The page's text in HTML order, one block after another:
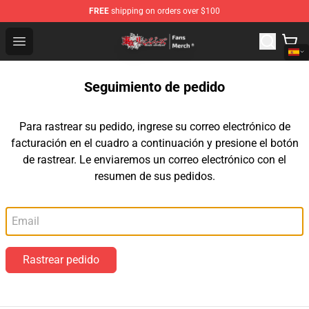
FREE shipping on orders over $100
Open menu
Tokyo Revengers Store - Official Tokyo Revengers
Seguimiento de pedido
Para rastrear su pedido, ingrese su correo electrónico de
facturación en el cuadro a continuación y presione el botón
de rastrear. Le enviaremos un correo electrónico con el
resumen de sus pedidos.
Rastrear pedido